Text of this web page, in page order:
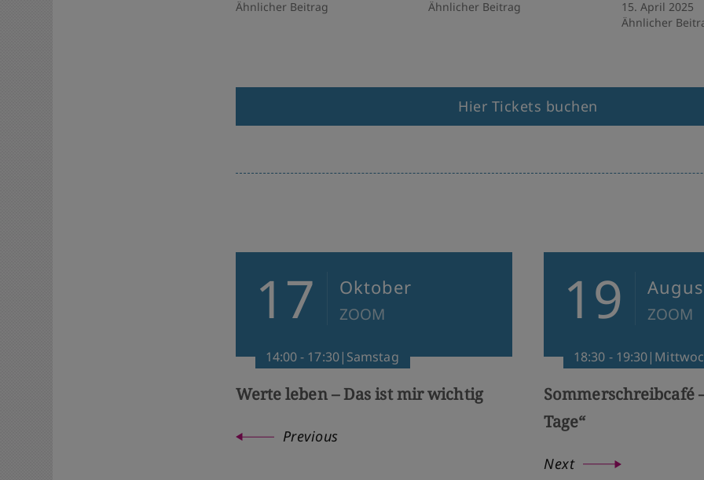
Ähnlicher Beitrag Ähnlicher Beitrag
15. April 2025
Ähnlicher
Hier Tickets buchen
17 Oktober
ZOOM
14:00 - 17:30|Samstag
Werte leben – Das ist mir wichtig
Previous
19 ZOOM
18:30 -
Sommerschreibcafé
Tage“
Next